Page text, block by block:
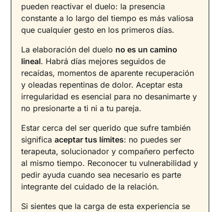
pueden reactivar el duelo: la presencia
constante a lo largo del tiempo es más valiosa
que cualquier gesto en los primeros días.
La elaboración del duelo no es un camino
lineal. Habrá días mejores seguidos de
recaídas, momentos de aparente recuperación
y oleadas repentinas de dolor. Aceptar esta
irregularidad es esencial para no desanimarte y
no presionarte a ti ni a tu pareja.
Estar cerca del ser querido que sufre también
significaaceptar tus límites: no puedes ser
terapeuta, solucionador y compañero perfecto
al mismo tiempo. Reconocer tu vulnerabilidad y
pedir ayuda cuando sea necesario es parte
integrante del cuidado de la relación.
Si sientes que la carga de esta experiencia se